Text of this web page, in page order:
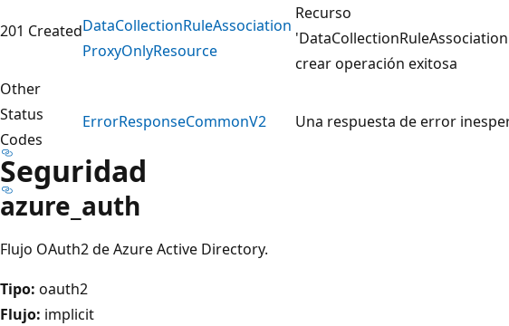
201 CreatedDataCollectionRuleAssociation
ProxyOnlyResource
Recurso
crear operación exitosa
Other
Status
Codes
ErrorResponseCommonV2 Una respuesta de error
Seguridad
azure_auth
Flujo OAuth2 de Azure Active Directory.
Tipo: oauth2
Flujo: implicit